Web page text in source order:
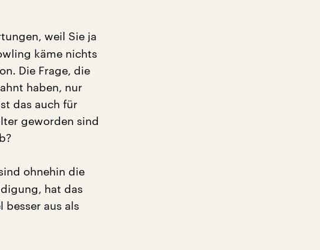
weil Sie ja
käme nichts
Die Frage, die
haben, nur
das auch für
geworden sind
ohnehin die
hat das
besser aus als